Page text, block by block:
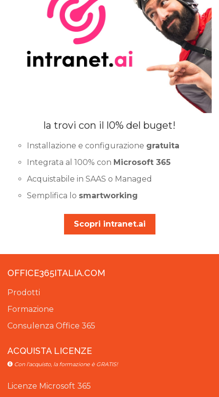
la trovi con il l0% del buget!
Installazione e configurazione gratuita
Integrata al 100% con Microsoft 365
Acquistabile in SAAS o Managed
Semplifica lo smartworking
Scopri intranet.ai
OFFICE365ITALIA.COM
Prodotti
Formazione
Consulenza Office 365
ACQUISTA LICENZE
Con l'acquisto, la formazione è GRATIS!
Licenze Microsoft 365